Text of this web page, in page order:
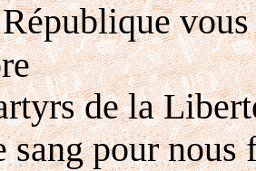
vous
de la
sang pour nous